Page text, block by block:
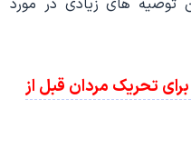
توصیه های زیادی در مورد
تحریک مردان قبل از